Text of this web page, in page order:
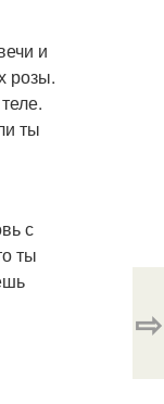
и
розы.
ты
с
ты
⇨